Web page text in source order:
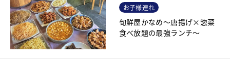
お子様連れ
旬鮮屋かなめ～唐揚げ×惣菜
食べ放題の最強ランチ～